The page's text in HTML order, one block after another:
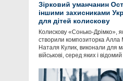
Зірковий уманчанин
іншими захисниками
для дітей колискову
Колискову «Сонько-Дрімко»,
створили композиторка Алла
Наталя Кулик, виконали для
військові, серед яких і відомий